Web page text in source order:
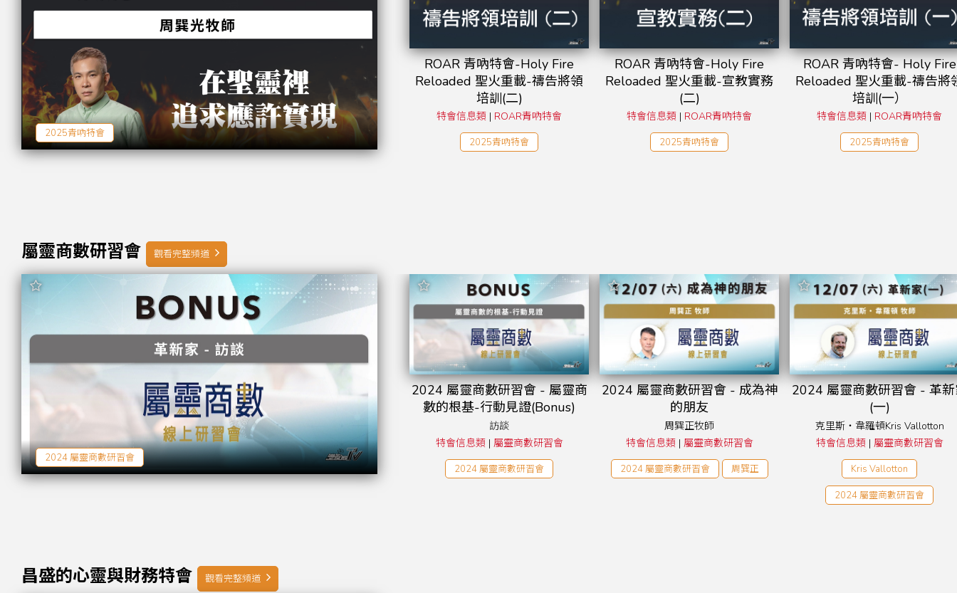
2025青吶特會
ROAR 青吶特會-Holy Fire
Reloaded 聖火重載-禱告將領
培訓(二)
特會信息類 | ROAR青吶特會
2025青吶特會
ROAR 青吶特會-Holy Fire
Reloaded 聖火重載-宣教實務
(二)
特會信息類 | ROAR青吶特會
2025青吶特會
ROAR 青吶特會- Holy Fire
Reloaded 聖火重載-禱告將
培訓(一）
特會信息類 | ROAR青吶特會
2025青吶特會
屬靈商數研習會 觀看完整頻道
2024 屬靈商數研習會
2024 屬靈商數研習會 - 屬靈商
數的根基-行動見證(Bonus)
訪談
特會信息類 | 屬靈商數研習會
2024 屬靈商數研習會
2024 屬靈商數研習會 - 成為神
的朋友
周巽正牧師
特會信息類 | 屬靈商數研習會
2024 屬靈商數研習會 周巽正
2024 屬靈商數研習會 - 革
(一)
克里斯‧韋羅頓Kris Vallotton
特會信息類 | 屬靈商數研習會
Kris Vallotton
2024 屬靈商數研習會
昌盛的心靈與財務特會 觀看完整頻道